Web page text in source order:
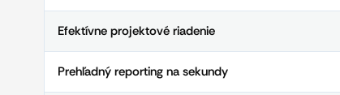
Efektívne projektové riadenie
Prehľadný reporting na sekundy